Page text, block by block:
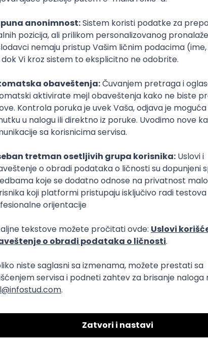
Dispečer hitne pomoći
pozivni centri
Representantes de Atencion al Cliente –